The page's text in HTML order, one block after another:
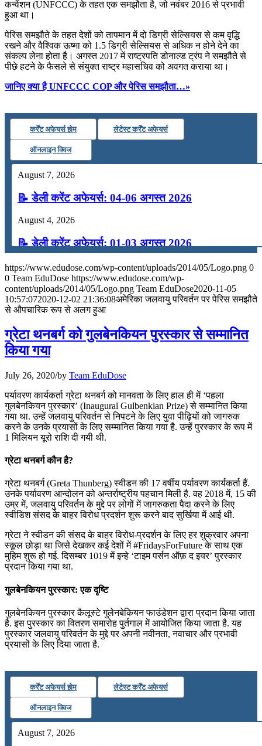
📝 डेली करेंट अफेयर्स: 19-21 जुलाई 2026
July 19, 2026
📝 डेली करेंट अफेयर्स: 16-18 जुलाई 2026
कन्वेंशन (UNFCCC) के तहत एक समझौता है, जो नवंबर 2016 से प्रभावी
हुआ था।
पेरिस समझौते के तहत देशों को तापमान में दो डिग्री सेल्सियस से कम वृद्धि
रखने और वैश्विक ऊष्मा को 1.5 डिग्री सेल्सियस से अधिक न होने देने का
संकल्प लेना होता है। अगस्त 2017 में राष्ट्रपति डोनाल्ड ट्रंप ने समझौते से
पीछे हटने के फैसले से संयुक्त राष्ट्र महासचिव को अवगत कराया था।
जानिए क्या है UNFCCC COP और पेरिस समझौता…»
कर्रेंट अफेयर्स होम लेटेस्ट कर्रेंट अफेयर्स
ऑनलाइन क्विज
August 7, 2026
📝 डेली करेंट अफेयर्स: 04-06 अगस्त 2026
August 4, 2026
📝 डेली करेंट अफेयर्स: 01-03 अगस्त 2026
July 31, 2026
📝 डेली करेंट अफेयर्स: 28-31 जुलाई 2026
July 28, 2026
📝 डेली करेंट अफेयर्स: 25-27 जुलाई 2026
July 25, 2026
📝 डेली करेंट अफेयर्स: 22-24 जुलाई 2026
July 22, 2026
📝 डेली करेंट अफेयर्स: 19-21 जुलाई 2026
https://www.edudose.com/wp-content/uploads/2014/05/Logo.png 0
0 Team EduDose https://www.edudose.com/wp-
content/uploads/2014/05/Logo.png Team EduDose2020-11-05
10:57:072020-12-02 21:36:08अमेरिका जलवायु परिवर्तन पर पेरिस समझौते
से औपचारिक रूप से अलग हुआ
ग्रेटा थनबर्ग को गुलबेनकियन पुरस्कार से सम्मानित
किया गया
July 26, 2020/by Team EduDose
पर्यावरण कार्यकर्ता ग्रेटा थनबर्ग को मानवता के लिए हाल ही में ‘पहला
गुलबेनकियन पुरस्कार’ (Inaugural Gulbenkian Prize) से सम्मानित किया
गया था. उन्हें जलवायु परिवर्तन से निपटने के लिए युवा पीढ़ियों को जागरुक
करने के उनके प्रयासों के लिए सम्मानित किया गया है. उन्हें पुरस्कार के रूप में
1 मिलियन यूरो राशि दी गयी थी.
ग्रेटा थनबर्ग कौन है?
ग्रेटा थनबर्ग (Greta Thunberg) स्वीडन की 17 वर्षीय पर्यावरण कार्यकर्ता हैं.
उनके पर्यावरण आन्दोलन को अन्तर्राष्ट्रीय पहचान मिली है. वह 2018 में, 15 की
उम्र में, जलवायु परिवर्तन के मुद्दे पर लोगों में जागरुकता पैदा करने के लिए
स्वीडिश संसद के बाहर विरोध प्रदर्शन शुरू करने बाद सुर्खिया में आई थी.
ग्रेटा ने स्वीडन की संसद के बाहर विरोध-प्रदर्शन के लिए हर शुक्रवार अपना
स्कूल छोड़ा था जिसे देखकर कई देशों में #FridaysForFuture के साथ एक
मुहिम शुरू हो गई. दिसम्बर 1019 में इन्हे ‘टाइम पर्सन ऑफ़ द इयर’ पुरस्कार
प्रदान किया गया था.
गुलबेनकियन पुरस्कार: एक दृष्टि
गुलबेनकियन पुरस्कार कैलूस्टे गुलेनबेकियन फाउंडेशन द्वारा प्रदान किया जाता
है. इस पुरस्कार का वितरण समारोह पुर्तगाल में आयोजित किया जाता है. यह
पुरस्कार जलवायु परिवर्तन के मुद्दे पर अपनी नवीनता, नवाचार और प्रभावी
प्रयासों के लिए दिया जाता है.
कर्रेंट अफेयर्स होम लेटेस्ट कर्रेंट अफेयर्स
ऑनलाइन क्विज
August 7, 2026